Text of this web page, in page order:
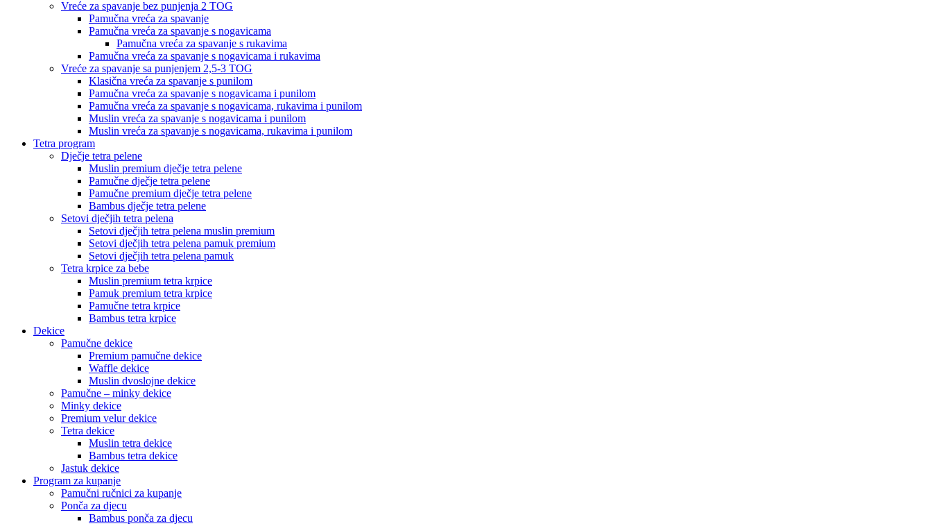
Vreće za spavanje bez punjenja 2 TOG
Pamučna vreća za spavanje
Pamučna vreća za spavanje s nogavicama
Pamučna vreća za spavanje s rukavima
Pamučna vreća za spavanje s nogavicama i rukavima
Vreće za spavanje sa punjenjem 2,5-3 TOG
Klasična vreća za spavanje s punilom
Pamučna vreća za spavanje s nogavicama i punilom
Pamučna vreća za spavanje s nogavicama, rukavima i punilom
Muslin vreća za spavanje s nogavicama i punilom
Muslin vreća za spavanje s nogavicama, rukavima i punilom
Tetra program
Dječje tetra pelene
Muslin premium dječje tetra pelene
Pamučne dječje tetra pelene
Pamučne premium dječje tetra pelene
Bambus dječje tetra pelene
Setovi dječjih tetra pelena
Setovi dječjih tetra pelena muslin premium
Setovi dječjih tetra pelena pamuk premium
Setovi dječjih tetra pelena pamuk
Tetra krpice za bebe
Muslin premium tetra krpice
Pamuk premium tetra krpice
Pamučne tetra krpice
Bambus tetra krpice
Dekice
Pamučne dekice
Premium pamučne dekice
Waffle dekice
Muslin dvoslojne dekice
Pamučne – minky dekice
Minky dekice
Premium velur dekice
Tetra dekice
Muslin tetra dekice
Bambus tetra dekice
Jastuk dekice
Program za kupanje
Pamučni ručnici za kupanje
Ponča za djecu
Bambus ponča za djecu